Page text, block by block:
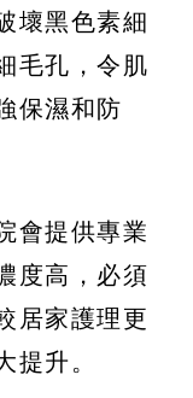
壞黑色素細
毛孔，令肌
保濕和防
會提供專業
度高，必須
居家護理更
升。